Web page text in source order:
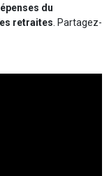
du
retraites. Partagez-